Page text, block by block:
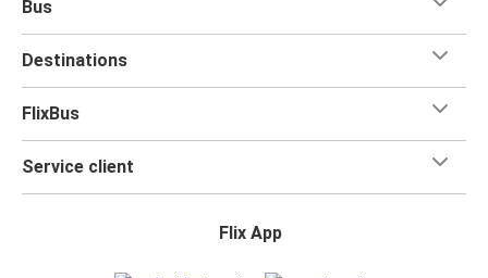
Bus
Destinations
FlixBus
Service client
Flix App